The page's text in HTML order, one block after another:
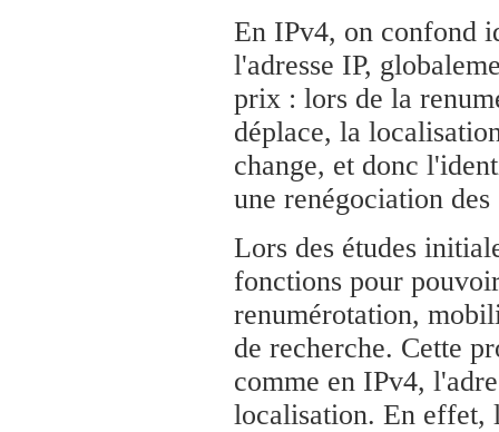
En IPv4, on confond
l'adresse IP,
prix : lors de la
déplace, la
change, et donc
une renégociation
Lors des études
fonctions pour
renumérotation,
de recherche. Cette
comme en IPv4,
localisation. En effet,